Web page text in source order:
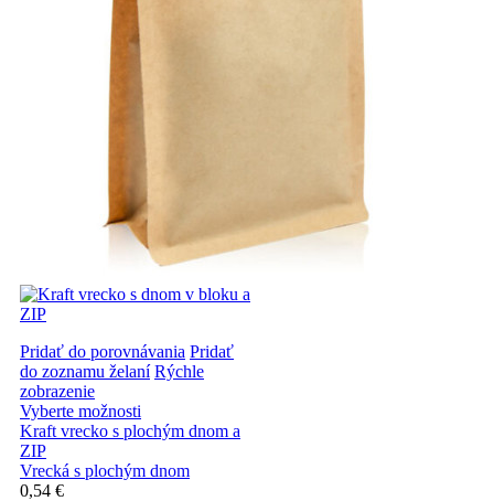
Pridať do porovnávania Pridať
do zoznamu želaní Rýchle
zobrazenie
Vyberte možnosti
Kraft vrecko s plochým dnom a
ZIP
Vrecká s plochým dnom
0,54 €